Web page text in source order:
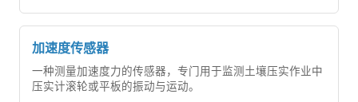
加速度传感器
一种测量加速度力的传感器，专门用于监测土壤压实作业中
压实计滚轮或平板的振动与运动。